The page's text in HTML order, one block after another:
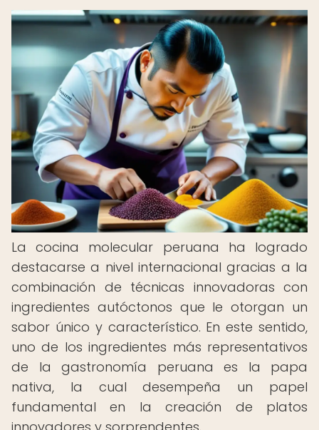
La cocina molecular peruana ha logrado
destacarse a nivel internacional gracias a la
combinación de técnicas innovadoras con
ingredientes autóctonos que le otorgan un
sabor único y característico. En este sentido,
uno de los ingredientes más representativos
de la gastronomía peruana es la papa
nativa, la cual desempeña un papel
fundamental en la creación de platos